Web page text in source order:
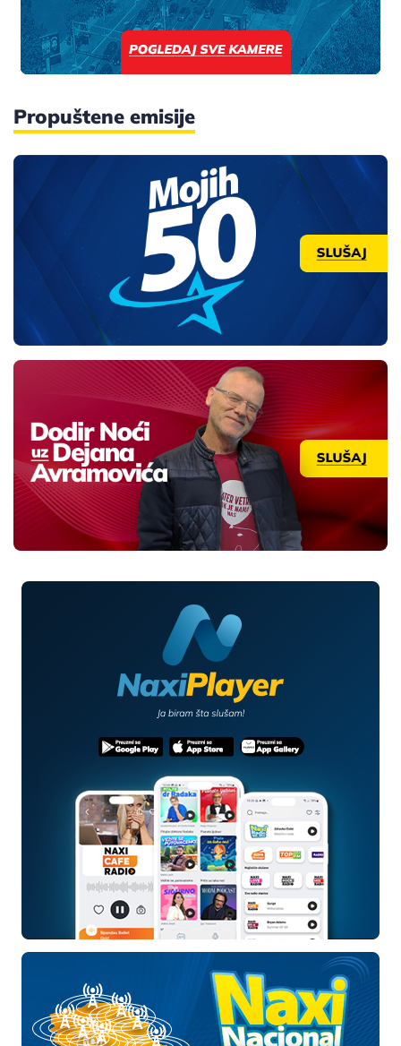
Propuštene emisije